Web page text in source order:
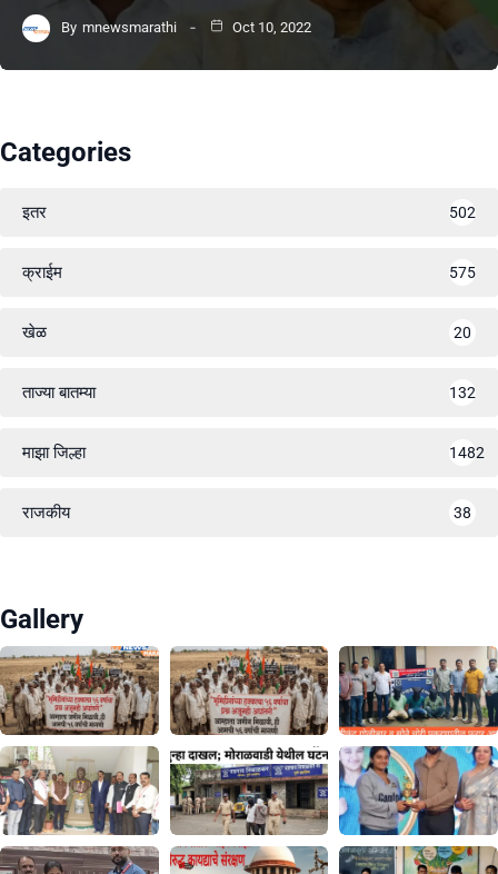
By mnewsmarathi Oct 10, 2022
Categories
इतर 502
क्राईम 575
खेळ 20
ताज्या बातम्या 132
माझा जिल्हा 1482
राजकीय 38
Gallery